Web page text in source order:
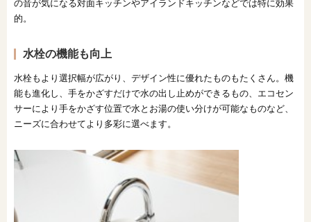
の音が気になる対面キッチンやアイランドキッチンなどでは特に効果
的。
水栓の機能も向上
水栓もより選択幅が広がり、デザイン性に優れたものもたくさん。機
能も進化し、手をかざすだけで水の出し止めができるもの、エコセン
サーにより手をかざす位置で水とお湯の使い分けが可能なものなど、
ニーズに合わせてより多彩に選べます。